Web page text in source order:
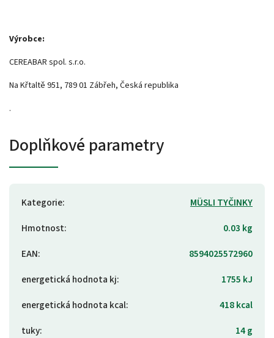
Výrobce:
CEREABAR spol. s.r.o.
Na Křtaltě 951, 789 01 Zábřeh, Česká republika
.
Doplňkové parametry
Kategorie:
MÜSLI TYČINKY
Hmotnost:
0.03 kg
EAN:
8594025572960
energetická hodnota kj:
1755 kJ
energetická hodnota kcal:
418 kcal
tuky:
14 g